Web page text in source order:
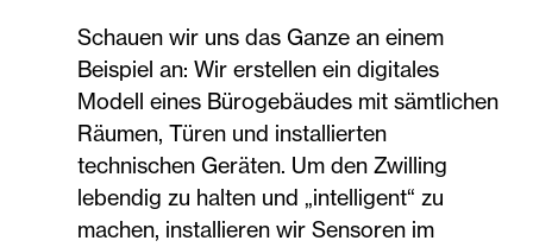
Schauen wir uns das Ganze an einem
Beispiel an: Wir erstellen ein digitales
Modell eines Bürogebäudes mit sämtlichen
Räumen, Türen und installierten
technischen Geräten. Um den Zwilling
lebendig zu halten und „intelligent“ zu
machen, installieren wir Sensoren im